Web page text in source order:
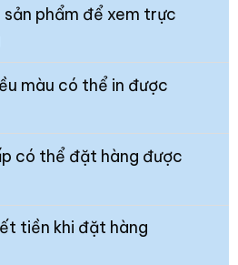
sản phẩm để xem trực
màu có thể in được
có thể đặt hàng được
tiền khi đặt hàng